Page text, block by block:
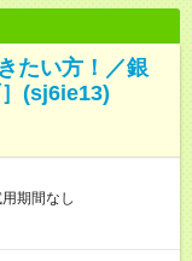
たい方！／銀
(sj6ie13)
期間】試用期間なし